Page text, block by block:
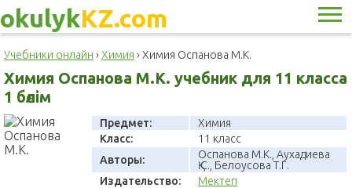
okulykKZ.com
Учебники онлайн ›Химия ›Химия Оспанова М.К.
Химия Оспанова М.К. учебник для 11 класса
1 бөлім
Предмет:
Химия
Класс:
11 класс
Авторы:
Оспанова М.К., Аухадиева
Қ.С., Белоусова Т.Г.
Издательство:
Мектеп